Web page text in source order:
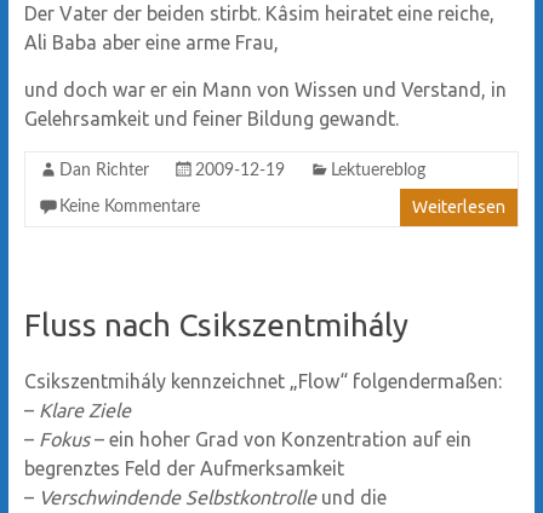
Der Vater der beiden stirbt. Kâsim heiratet eine reiche,
Ali Baba aber eine arme Frau,
und doch war er ein Mann von Wissen und Verstand, in
Gelehrsamkeit und feiner Bildung gewandt.
Dan Richter 2009-12-19 Lektuereblog
Keine Kommentare Weiterlesen
Fluss nach Csikszentmihály
Csikszentmihály kennzeichnet „Flow“ folgendermaßen:
– Klare Ziele
– Fokus– ein hoher Grad von Konzentration auf ein
begrenztes Feld der Aufmerksamkeit
– Verschwindende Selbstkontrolleund die